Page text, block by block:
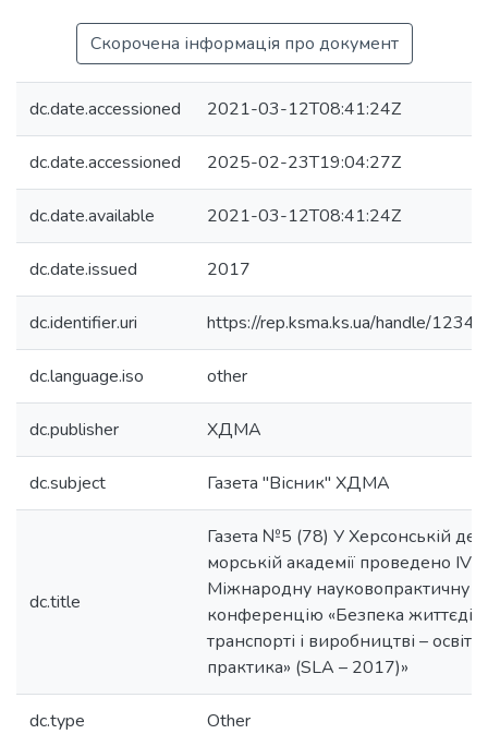
Скорочена інформація про документ
dc.date.accessioned 2021-03-12T08:41:24Z
dc.date.accessioned 2025-02-23T19:04:27Z
dc.date.available 2021-03-12T08:41:24Z
dc.date.issued 2017
dc.identifier.uri https://rep.ksma.ks.ua/handle/
dc.language.iso other
dc.publisher ХДМА
dc.subject Газета "Вісник" ХДМА
dc.title
Газета №5 (78) У Херсонській
морській академії проведено IV
Міжнародну науковопрактичну
конференцію «Безпека
транспорті і виробництві –
практика» (SLA – 2017)»
dc.type Other